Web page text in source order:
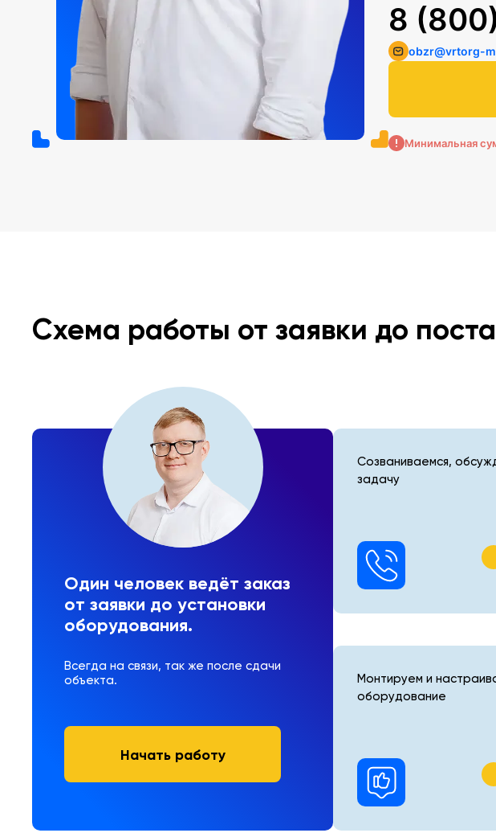
8
obzr@vrtorg-
Минимальная
Схема работы от заявки до
Один человек ведёт заказ
от заявки до установки
оборудования.
Всегда на связи, так же после сдачи
объекта.
Начать работу
Созваниваемся,
задачу
Монтируем и
оборудование